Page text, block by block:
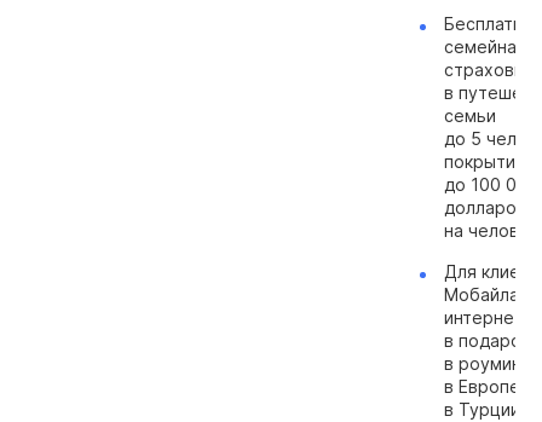
Бесплатная
семейная
страховка
в
семьи
до 5
покрытие
до 100 000
долларов
на
Для
Мобайла —
интернета
в подарок
в роуминге
в Европе
в Турции.